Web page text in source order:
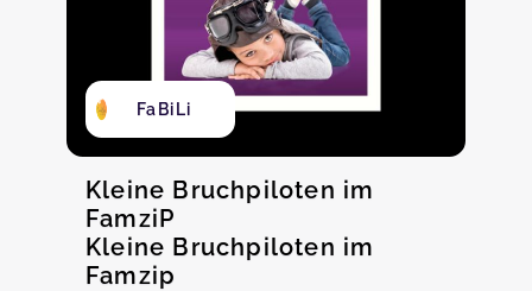
FaBiLi
Kleine Bruchpiloten im
FamziP
Kleine Bruchpiloten im
Famzip